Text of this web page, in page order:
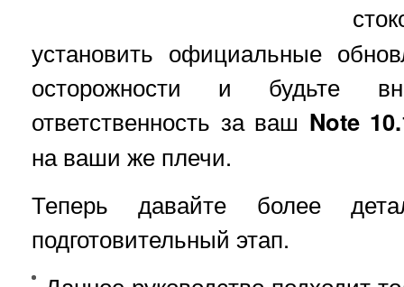
установить официальные
осторожности и будьте
ответственность за ваш Note
на ваши же плечи.
Теперь давайте более
подготовительный этап.